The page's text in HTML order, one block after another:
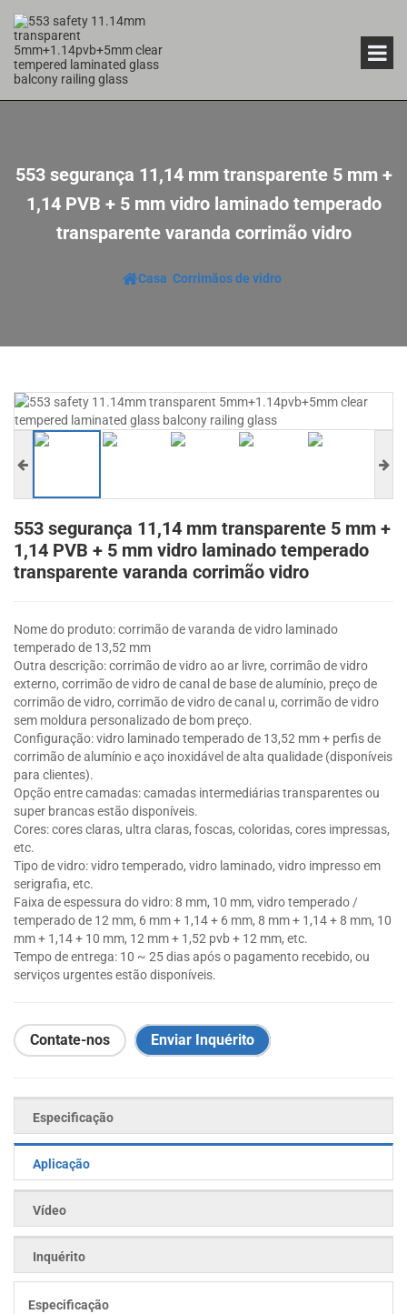
553 segurança 11,14 mm transparente 5 mm +
1,14 PVB + 5 mm vidro laminado temperado
transparente varanda corrimão vidro
Casa Corrimãos de vidro
553 segurança 11,14 mm transparente 5 mm +
1,14 PVB + 5 mm vidro laminado temperado
transparente varanda corrimão vidro
Nome do produto: corrimão de varanda de vidro laminado
temperado de 13,52 mm
Outra descrição: corrimão de vidro ao ar livre, corrimão de vidro
externo, corrimão de vidro de canal de base de alumínio, preço de
corrimão de vidro, corrimão de vidro de canal u, corrimão de vidro
sem moldura personalizado de bom preço.
Configuração: vidro laminado temperado de 13,52 mm + perfis de
corrimão de alumínio e aço inoxidável de alta qualidade (disponíveis
para clientes).
Opção entre camadas: camadas intermediárias transparentes ou
super brancas estão disponíveis.
Cores: cores claras, ultra claras, foscas, coloridas, cores impressas,
etc.
Tipo de vidro: vidro temperado, vidro laminado, vidro impresso em
serigrafia, etc.
Faixa de espessura do vidro: 8 mm, 10 mm, vidro temperado /
temperado de 12 mm, 6 mm + 1,14 + 6 mm, 8 mm + 1,14 + 8 mm, 10
mm + 1,14 + 10 mm, 12 mm + 1,52 pvb + 12 mm, etc.
Tempo de entrega: 10 ~ 25 dias após o pagamento recebido, ou
serviços urgentes estão disponíveis.
Contate-nos Enviar Inquérito
Especificação
Aplicação
Vídeo
Inquérito
Especificação